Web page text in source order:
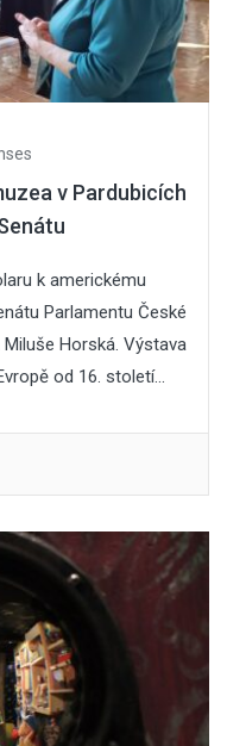
v Pardubicích
k americkému
Parlamentu České
Horská. Výstava
od 16. století...